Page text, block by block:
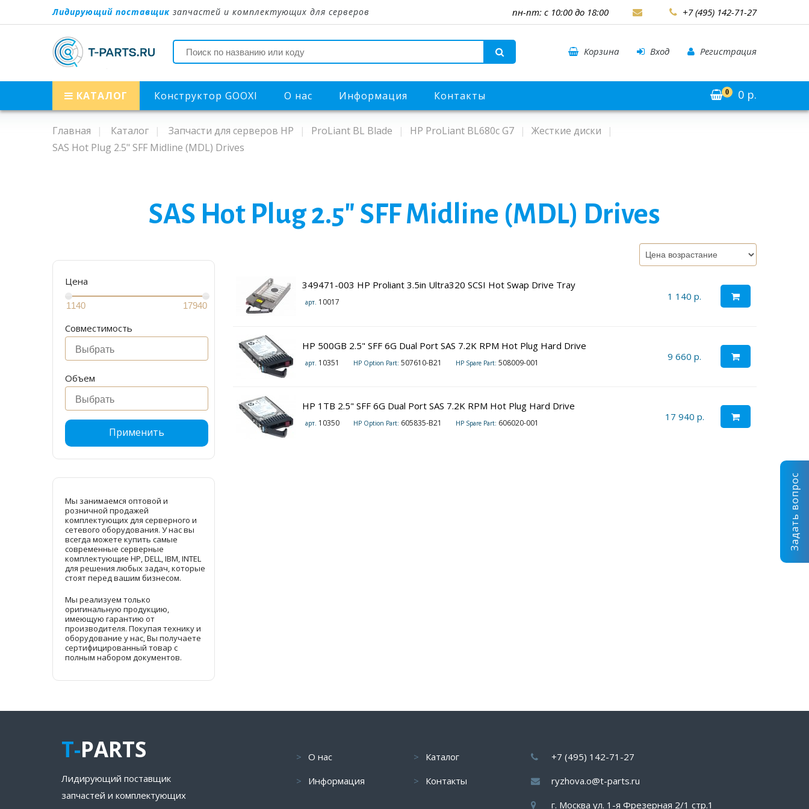
Лидирующий поставщик запчастей и комплектующих для серверов пн-пт: с 10:00 до 18:00 +7 (495) 142-71-27
Корзина Вход Регистрация
КАТАЛОГ Конструктор GOOXI О нас Информация Контакты 0 0 р.
Главная Каталог Запчасти для серверов HP ProLiant BL Blade HP ProLiant BL680c G7
Жесткие диски
SAS Hot Plug 2.5" SFF Midline (MDL) Drives
SAS Hot Plug 2.5" SFF Midline (MDL) Drives
Цена
Совместимость
Объем
Применить
Мы занимаемся оптовой и
розничной продажей
комплектующих для серверного и
сетевого оборудования. У нас вы
всегда можете купить самые
современные серверные
комплектующие HP, DELL, IBM, INTEL
для решения любых задач, которые
стоят перед вашим бизнесом.
Мы реализуем только
оригинальную продукцию,
имеющую гарантию от
производителя. Покупая технику и
оборудование у нас, Вы получаете
сертифицированный товар с
полным набором документов.
349471-003 HP Proliant 3.5in Ultra320 SCSI Hot Swap Drive Tray
арт. 10017 1 140 р.
HP 500GB 2.5" SFF 6G Dual Port SAS 7.2K RPM Hot Plug Hard Drive
арт. 10351 HP Option Part: 507610-B21 HP Spare Part: 508009-001
9 660 р.
HP 1TB 2.5" SFF 6G Dual Port SAS 7.2K RPM Hot Plug Hard Drive
арт. 10350 HP Option Part: 605835-B21 HP Spare Part: 606020-001
17 940 р.
T-PARTS
Лидирующий поставщик
запчастей и комплектующих
О нас
Информация
Каталог
Контакты
+7 (495) 142-71-27
ryzhova.o@t-parts.ru
г. Москва ул. 1-я Фрезерная 2/1 стр.1
Задать вопрос